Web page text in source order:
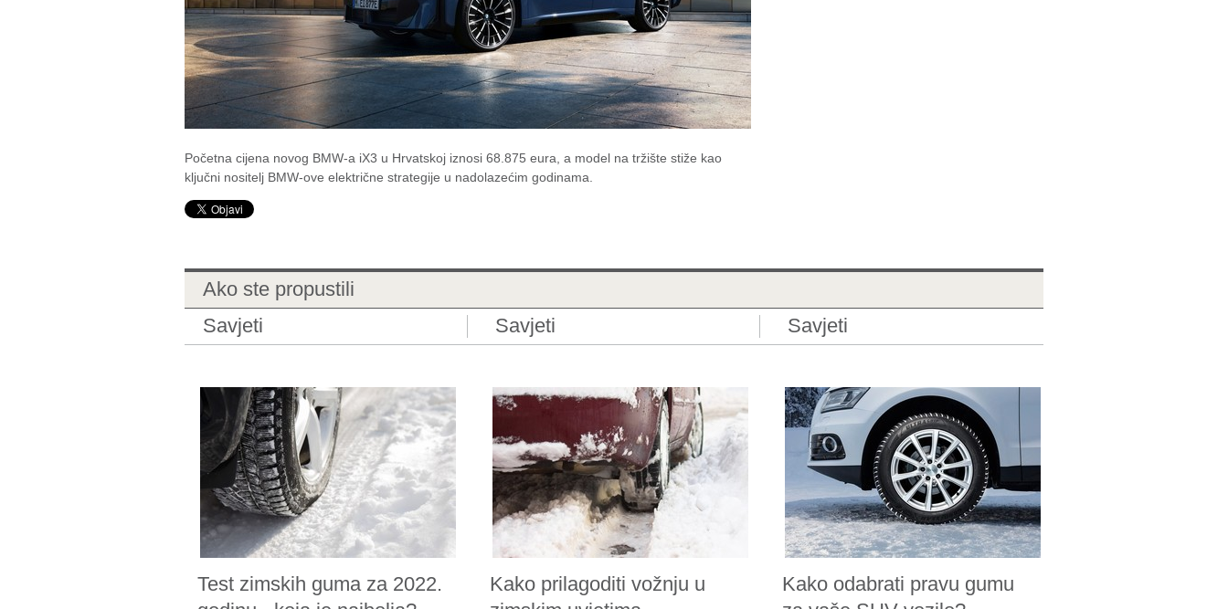
Početna cijena novog BMW-a iX3 u Hrvatskoj iznosi 68.875 eura, a model na tržište stiže kao
ključni nositelj BMW-ove električne strategije u nadolazećim godinama.
Ako ste propustili
Savjeti
Savjeti Savjeti
Test zimskih guma za 2022.
Kako prilagoditi vožnju u
Kako odabrati pravu gumu